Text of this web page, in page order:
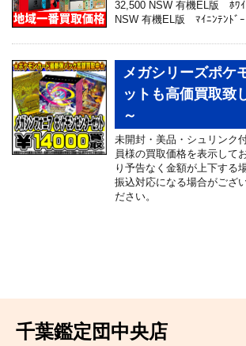
32,500 NSW 有機EL版 ﾎﾜ
NSW 有機EL版 ﾏｲﾆﾝﾃﾝﾄﾞ
メガシリーズポケ
ットも高価買取
～
未開封・美品・シュリンク
員様の買取価格を表示して
り予告なく金額が上下する
振込対応になる場合がござ
ださい。
千葉鑑定団中央店